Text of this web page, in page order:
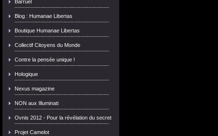
Barruel
Blog : Humanae Libertas
Boutique Humanae Libertas
Collectif Citoyens du Monde
Contre la pensée unique !
Hologique
Nexus magazine
NON aux Illuminati
Ovnis 2012 - Pour la révélation du secret
Projet Camelot